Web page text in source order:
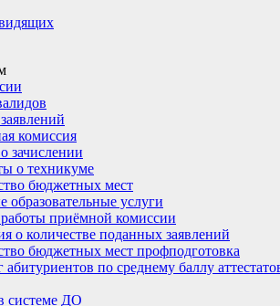
комиссия
зачислении
о техникуме
бюджетных мест
образовательные услуги
приёмной комиссии
о количестве поданных заявлений
бюджетных мест профподготовка
абитуриентов по среднему баллу
системе ДО